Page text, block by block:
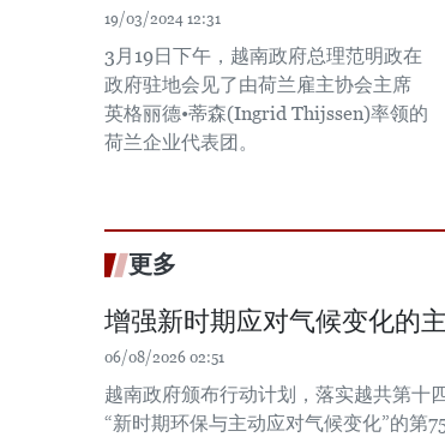
19/03/2024 12:31
3月19日下午，越南政府总理范明政在
政府驻地会见了由荷兰雇主协会主席
英格丽德•蒂森(Ingrid Thijssen)率领的
荷兰企业代表团。
更多
增强新时期应对气候变化的
06/08/2026 02:51
越南政府颁布行动计划，落实越共第十
“新时期环保与主动应对气候变化”的第